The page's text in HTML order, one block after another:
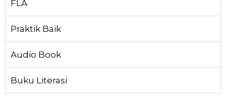
FLA
Praktik Baik
Audio Book
Buku Literasi